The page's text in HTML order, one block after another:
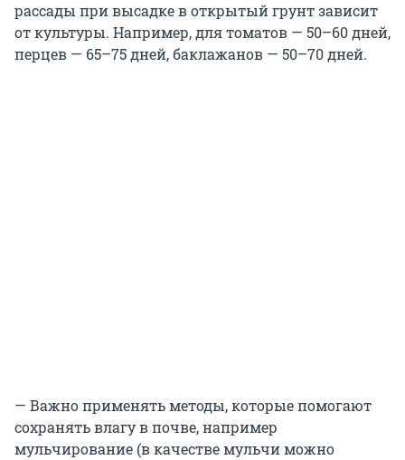
рассады при высадке в открытый грунт зависит
от культуры. Например, для томатов — 50–60 дней,
перцев — 65–75 дней, баклажанов — 50–70 дней.
— Важно применять методы, которые помогают
сохранять влагу в почве, например
мульчирование (в качестве мульчи можно